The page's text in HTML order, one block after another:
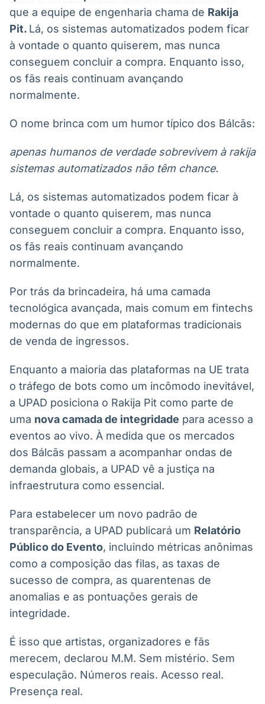
que a equipe de engenharia chama de Rakija
Pit. Lá, os sistemas automatizados podem ficar
à vontade o quanto quiserem, mas nunca
conseguem concluir a compra. Enquanto isso,
os fãs reais continuam avançando
normalmente.
O nome brinca com um humor típico dos Bálcãs:
apenas humanos de verdade sobrevivem à rakija
sistemas automatizados não têm chance.
Lá, os sistemas automatizados podem ficar à
vontade o quanto quiserem, mas nunca
conseguem concluir a compra. Enquanto isso,
os fãs reais continuam avançando
normalmente.
Por trás da brincadeira, há uma camada
tecnológica avançada, mais comum em fintechs
modernas do que em plataformas tradicionais
de venda de ingressos.
Enquanto a maioria das plataformas na UE trata
o tráfego de bots como um incômodo inevitável,
a UPAD posiciona o Rakija Pit como parte de
uma nova camada de integridade para acesso a
eventos ao vivo. À medida que os mercados
dos Bálcãs passam a acompanhar ondas de
demanda globais, a UPAD vê a justiça na
infraestrutura como essencial.
Para estabelecer um novo padrão de
transparência, a UPAD publicará um Relatório
Público do Evento, incluindo métricas anônimas
como a composição das filas, as taxas de
sucesso de compra, as quarentenas de
anomalias e as pontuações gerais de
integridade.
É isso que artistas, organizadores e fãs
merecem, declarou M.M. Sem mistério. Sem
especulação. Números reais. Acesso real.
Presença real.